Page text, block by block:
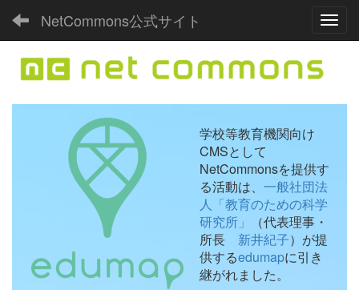
NetCommons公式サイト
学校等教育機関向け
CMSとして
NetCommonsを提供す
る活動は、 一般社団法
人「教育のための科学
研究所」
（代表理事・
所長 新井紀子）が提
供するedumapに引き
継がれました。